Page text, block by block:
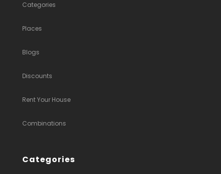
Categories
Places
Blogs
Discounts
Rent Your House
Combinations
Categories